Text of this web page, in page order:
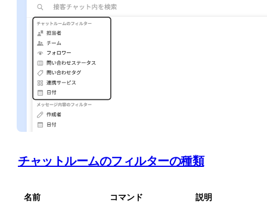
チャットルームのフィルターの種類
名前 コマンド 説明